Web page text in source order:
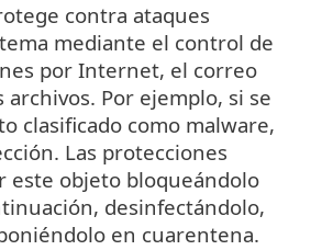
contra ataques
mediante el control de
por Internet, el correo
Por ejemplo, si se
clasificado como malware,
Las protecciones
este objeto bloqueándolo
desinfectándolo,
en cuarentena.